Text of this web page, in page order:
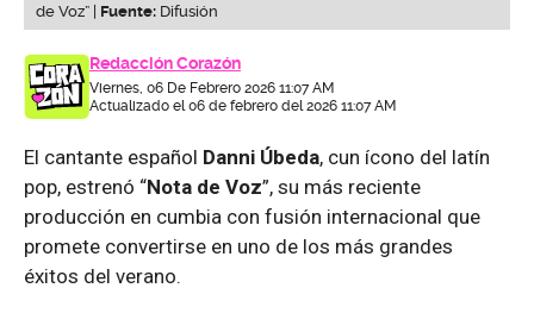
de Voz” | Fuente: Difusión
Redacción Corazón
Viernes, 06 De Febrero 2026 11:07 AM
Actualizado el 06 de febrero del 2026 11:07 AM
El cantante español Danni Úbeda, cun ícono del latín
pop, estrenó “Nota de Voz”, su más reciente
producción en cumbia con fusión internacional que
promete convertirse en uno de los más grandes
éxitos del verano.